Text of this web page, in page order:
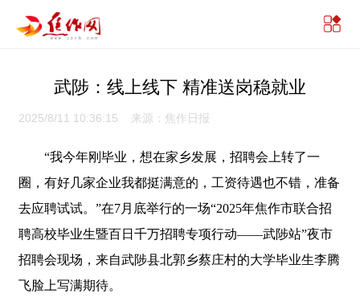
武陟：线上线下 精准送岗稳就业
2025/8/11 10:36:15 来源：焦作日报
“我今年刚毕业，想在家乡发展，招聘会上转了一
圈，有好几家企业我都挺满意的，工资待遇也不错，准备
去应聘试试。”在7月底举行的一场“2025年焦作市联合招
聘高校毕业生暨百日千万招聘专项行动——武陟站”夜市
招聘会现场，来自武陟县北郭乡蔡庄村的大学毕业生李腾
飞脸上写满期待。